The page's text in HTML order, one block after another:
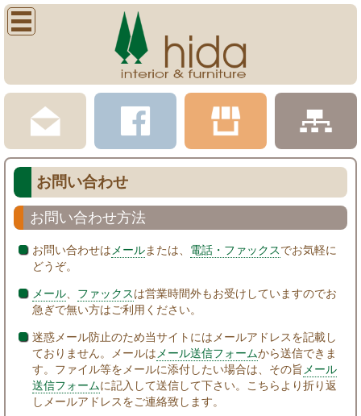
お問い合わせ
お問い合わせ方法
お問い合わせはメールまたは、 電話・ファックスでお気軽に
どうぞ。
メール、 ファックスは営業時間外もお受けしていますのでお
急ぎで無い方はご利用ください。
迷惑メール防止のため当サイトにはメールアドレスを記載し
ておりません。メールはメール送信フォームから送信できま
す。ファイル等をメールに添付したい場合は、その旨 メール
送信フォームに記入して送信して下さい。こちらより折り返
しメールアドレスをご連絡致します。